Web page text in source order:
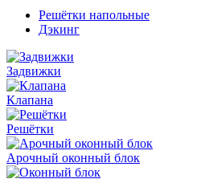
Решётки напольные
Дэкинг
Задвижки
Клапана
Решётки
Арочный оконный блок